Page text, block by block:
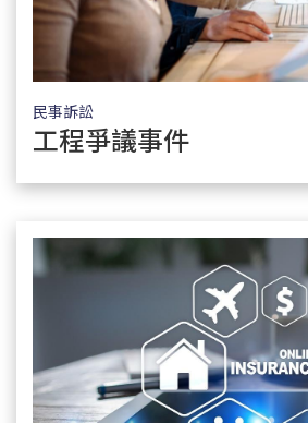
民事訴訟
工程爭議事件